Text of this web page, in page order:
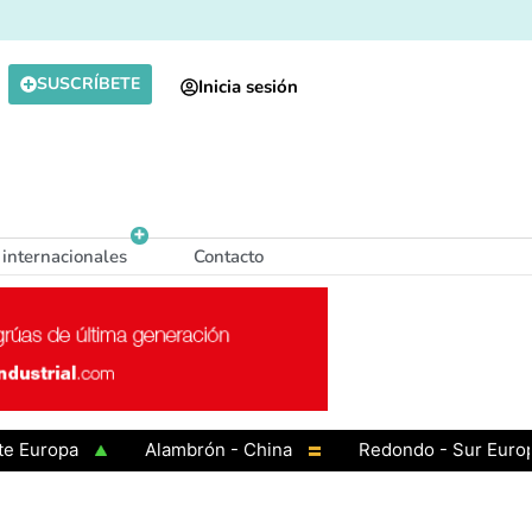
SUSCRÍBETE Inicia sesión
Contacto
Alambrón - China Redondo - Sur Europa